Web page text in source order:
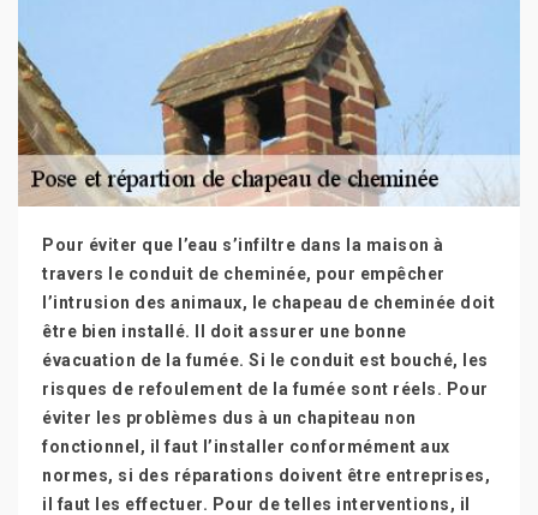
Pour éviter que l’eau s’infiltre dans la maison à
travers le conduit de cheminée, pour empêcher
l’intrusion des animaux, le chapeau de cheminée doit
être bien installé. Il doit assurer une bonne
évacuation de la fumée. Si le conduit est bouché, les
risques de refoulement de la fumée sont réels. Pour
éviter les problèmes dus à un chapiteau non
fonctionnel, il faut l’installer conformément aux
normes, si des réparations doivent être entreprises,
il faut les effectuer. Pour de telles interventions, il